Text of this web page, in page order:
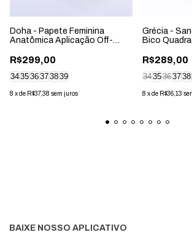
Doha - Papete Feminina
Anatômica Aplicação Off-
R$299,00
343536373839
8 xde R$37,38 sem juros
Grécia -
Bico
R$289,00
3435363738
8 xde R$36,13
BAIXE NOSSO APLICATIVO